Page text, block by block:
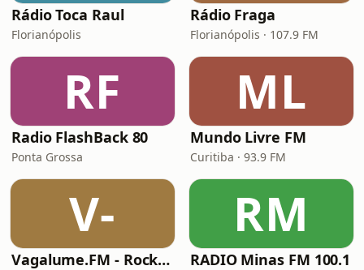
Rádio Toca Raul
Florianópolis
Rádio Fraga
Florianópolis · 107.9 FM
RF
Radio FlashBack 80
Ponta Grossa
ML
Mundo Livre FM
Curitiba · 93.9 FM
V-
Vagalume.FM - Rock Clássico
RM
RADIO Minas FM 100.1